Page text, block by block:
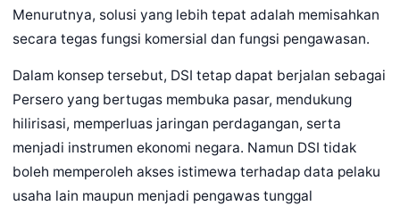
Menurutnya, solusi yang lebih tepat adalah memisahkan
secara tegas fungsi komersial dan fungsi pengawasan.
Dalam konsep tersebut, DSI tetap dapat berjalan sebagai
Persero yang bertugas membuka pasar, mendukung
hilirisasi, memperluas jaringan perdagangan, serta
menjadi instrumen ekonomi negara. Namun DSI tidak
boleh memperoleh akses istimewa terhadap data pelaku
usaha lain maupun menjadi pengawas tunggal